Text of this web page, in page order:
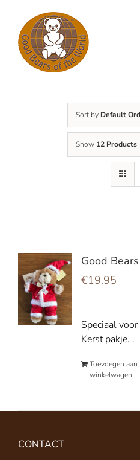
content
Sort by Default
Show 12 Products
Good
€19.95
Speciaal
Kerst pakje. .
Toevoegen aan
winkelwagen
CONTACT